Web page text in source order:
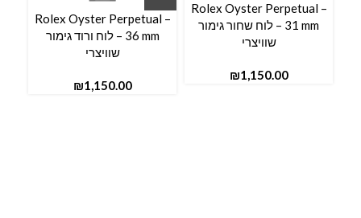
Rolex Oyster Perpetual –
31 mm – לוח שחור גימור
שוויצרי
₪
Rolex Oyster Perpetual –
36 mm – לוח ורוד גימור
שוויצרי
₪